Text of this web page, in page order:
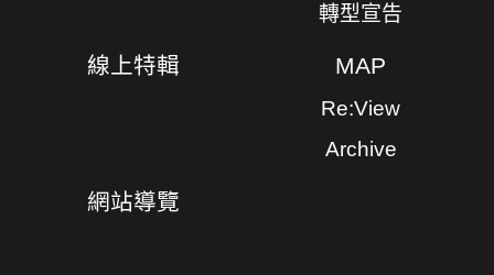
轉型宣告
線上特輯 MAP
Re:View
Archive
網站導覽